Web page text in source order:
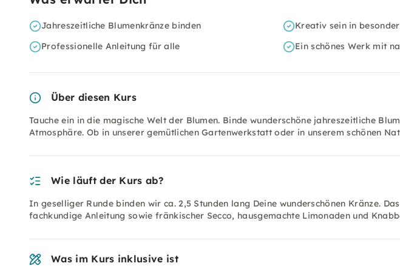
Jahreszeitliche Blumenkränze binden
Kreativ sein in
Professionelle Anleitung für alle
Ein schönes Werk mit
Über diesen Kurs
Tauche ein in die magische Welt der Blumen. Binde wunderschöne jahreszeitliche
Atmosphäre. Ob in unserer gemütlichen Gartenwerkstatt oder in unserem schönen
Wie läuft der Kurs ab?
In geselliger Runde binden wir ca. 2,5 Stunden lang Deine wunderschönen Kränze.
fachkundige Anleitung sowie fränkischer Secco, hausgemachte Limonaden und
Was im Kurs inklusive ist